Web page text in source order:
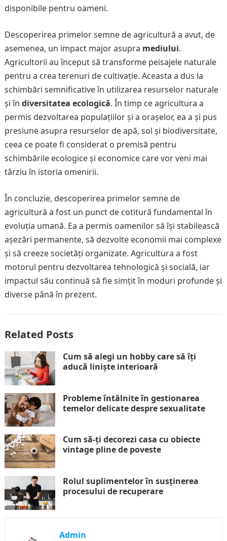
disponibile pentru oameni.
Descoperirea primelor semne de agricultură a avut, de
asemenea, un impact major asupra mediului.
Agricultorii au început să transforme peisajele naturale
pentru a crea terenuri de cultivație. Aceasta a dus la
schimbări semnificative în utilizarea resurselor naturale
și în diversitatea ecologică. În timp ce agricultura a
permis dezvoltarea populațiilor și a orașelor, ea a și pus
presiune asupra resurselor de apă, sol și biodiversitate,
ceea ce poate fi considerat o premisă pentru
schimbările ecologice și economice care vor veni mai
târziu în istoria omenirii.
În concluzie, descoperirea primelor semne de
agricultură a fost un punct de cotitură fundamental în
evoluția umană. Ea a permis oamenilor să își stabilească
așezări permanente, să dezvolte economii mai complexe
și să creeze societăți organizate. Agricultura a fost
motorul pentru dezvoltarea tehnologică și socială, iar
impactul său continuă să fie simțit în moduri profunde și
diverse până în prezent.
Related Posts
Cum să alegi un hobby care să îți
aducă liniște interioară
Probleme întâlnite în gestionarea
temelor delicate despre sexualitate
Cum să-ți decorezi casa cu obiecte
vintage pline de poveste
Rolul suplimentelor în susținerea
procesului de recuperare
Admin